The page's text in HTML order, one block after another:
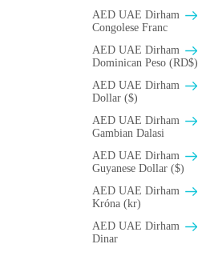
AED UAE Dirham
Congolese Franc
AED UAE Dirham
Dominican Peso (RD$)
AED UAE Dirham
Dollar ($)
AED UAE Dirham
Gambian Dalasi
AED UAE Dirham
Guyanese Dollar ($)
AED UAE Dirham
Króna (kr)
AED UAE Dirham
Dinar